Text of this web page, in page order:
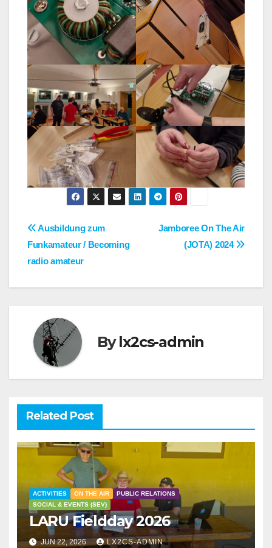
Post
navigation
Jamboree On The Air
(JOTA) 2024
Ausbildung zum
Funkamateur / Becoming
radio amateur
Bylx2cs-admin
Related Post
ACTIVITIES ON THE AIR
PUBLIC RELATIONS
SOCIAL & EVENTS (SEV)
LARU Fieldday 2026
JUN 22, 2026 LX2CS-ADMIN